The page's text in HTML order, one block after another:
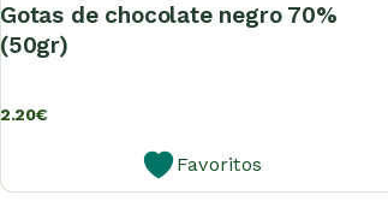
gotas de chocolate negro 70%
(50gr)
2.20€
Favoritos